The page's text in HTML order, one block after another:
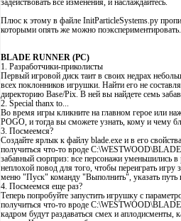
задействовать все изменения, и наслаждайтесь.
Плюс к этому в файле InitParticleSystems.py
которыми опять же можно поэкспериментировать.
BLADE RUNNER (PC)
1. Разработчики-приколисты
Первый игровой диск таит в своих недрах
всех поклонников игрушки. Найти его не
директорию Base/Pix. В ней вы найдете семь
2. Special thanx to...
Во время игры кликните на главном герое или
POGO, и тогда вы сможете узнать, кому и чему
3. Посмеемся?
Создайте ярлык к файлу blade.exe и в его
получиться что-то вроде
забавный сюрприз: все персонажи уменьшились
неплохой повод для того, чтобы переиграть
меню "Пуск" команду "Выполнить", указать путь
4. Посмеемся еще раз?
Теперь попробуйте запустить игрушку с
получиться что-то вроде
кадром будут раздаваться смех и